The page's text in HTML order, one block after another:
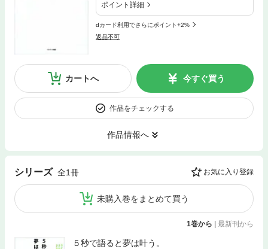
ポイント詳細
dカード利用でさらにポイント+2%
返品不可
カートへ 今すぐ買う
作品をチェックする
作品情報へ
シリーズ 全1冊 お気に入り登録
未購入巻をまとめて買う
1巻から 最新刊から
５秒で語ると夢は叶う。